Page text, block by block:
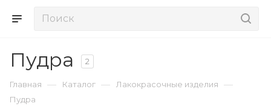
Пудра 2
Главная — Каталог — Лакокрасочные изделия —
Пудра